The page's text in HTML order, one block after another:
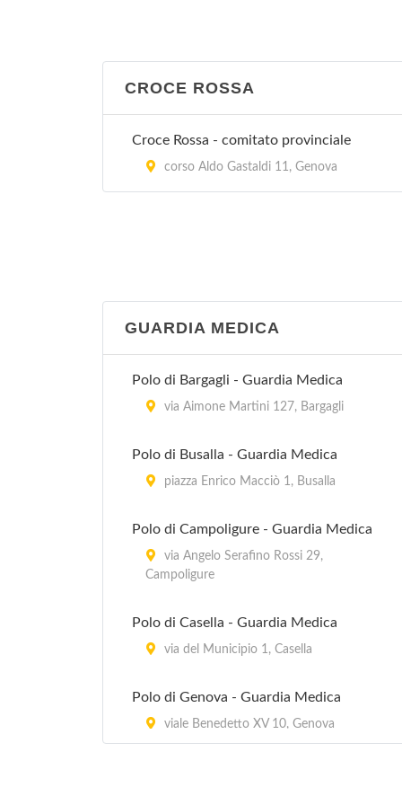
CROCE ROSSA
Croce Rossa - comitato provinciale
corso Aldo Gastaldi 11, Genova
GUARDIA MEDICA
Polo di Bargagli - Guardia Medica
via Aimone Martini 127, Bargagli
Polo di Busalla - Guardia Medica
piazza Enrico Macciò 1, Busalla
Polo di Campoligure - Guardia Medica
via Angelo Serafino Rossi 29,
Campoligure
Polo di Casella - Guardia Medica
via del Municipio 1, Casella
Polo di Genova - Guardia Medica
viale Benedetto XV 10, Genova